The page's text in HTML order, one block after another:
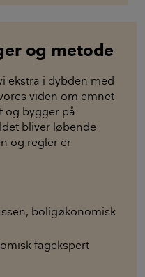
og metode
ekstra i dybden med
viden om emnet
og bygger på
bliver løbende
og regler er
, boligøkonomisk
fagekspert